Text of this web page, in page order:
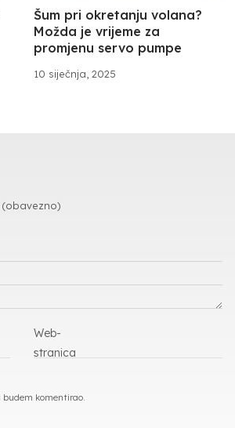
10 siječnja, 2025
Šum pri okretanju volana?
Možda je vrijeme za
promjenu servo pumpe
(obavezno)
Web-
stranica
budem komentirao.